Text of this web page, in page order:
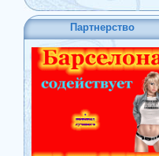
Партнерство